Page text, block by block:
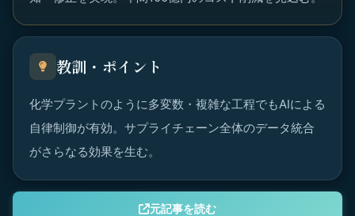
教訓・ポイント
化学プラントのように多変数・複雑な工程でもAIによる
自律制御が有効。サプライチェーン全体のデータ統合
がさらなる効果を生む。
元記事を読む